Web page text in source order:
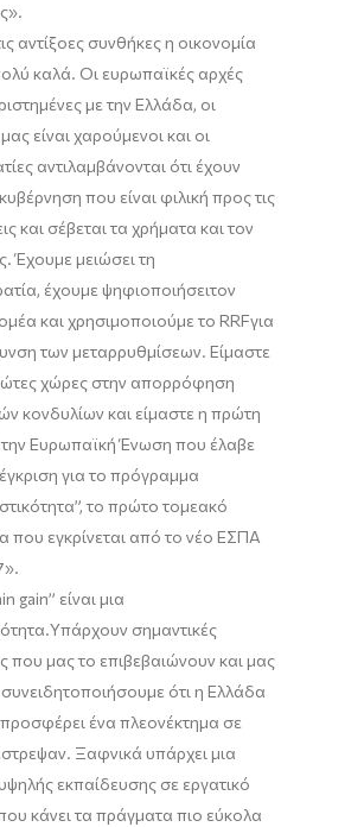
».
αντίξοες συνθήκες η οικονομία
καλά. Οι ευρωπαϊκές αρχές
με την Ελλάδα, οι
είναι χαρούμενοι και οι
αντιλαμβάνονται ότι έχουν
που είναι φιλική προς τις
και σέβεται τα χρήματα και τον
Έχουμε μειώσει τη
, έχουμε ψηφιοποιήσειτον
και χρησιμοποιούμε το RRFγια
των μεταρρυθμίσεων. Είμαστε
χώρες στην απορρόφηση
κονδυλίων και είμαστε η πρώτη
Ευρωπαϊκή Ένωση που έλαβε
έγκριση για το πρόγραμμα
το πρώτο τομεακό
που εγκρίνεται από το νέο ΕΣΠΑ
gain” είναι μια
Υπάρχουν σημαντικές
που μαςτο επιβεβαιώνουν και μας
συνειδητοποιήσουμε ότι η Ελλάδα
ένα πλεονέκτημα σε
. Ξαφνικά υπάρχει μια
εκπαίδευσης σε εργατικό
κάνει τα πράγματα πιο εύκολα